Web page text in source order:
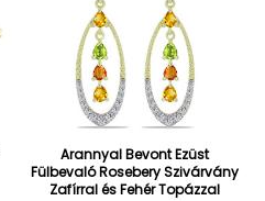
Arannyal Bevont Ezüst
Fülbevaló Rosebery Szivárvány
Zafírral és Fehér Topázzal